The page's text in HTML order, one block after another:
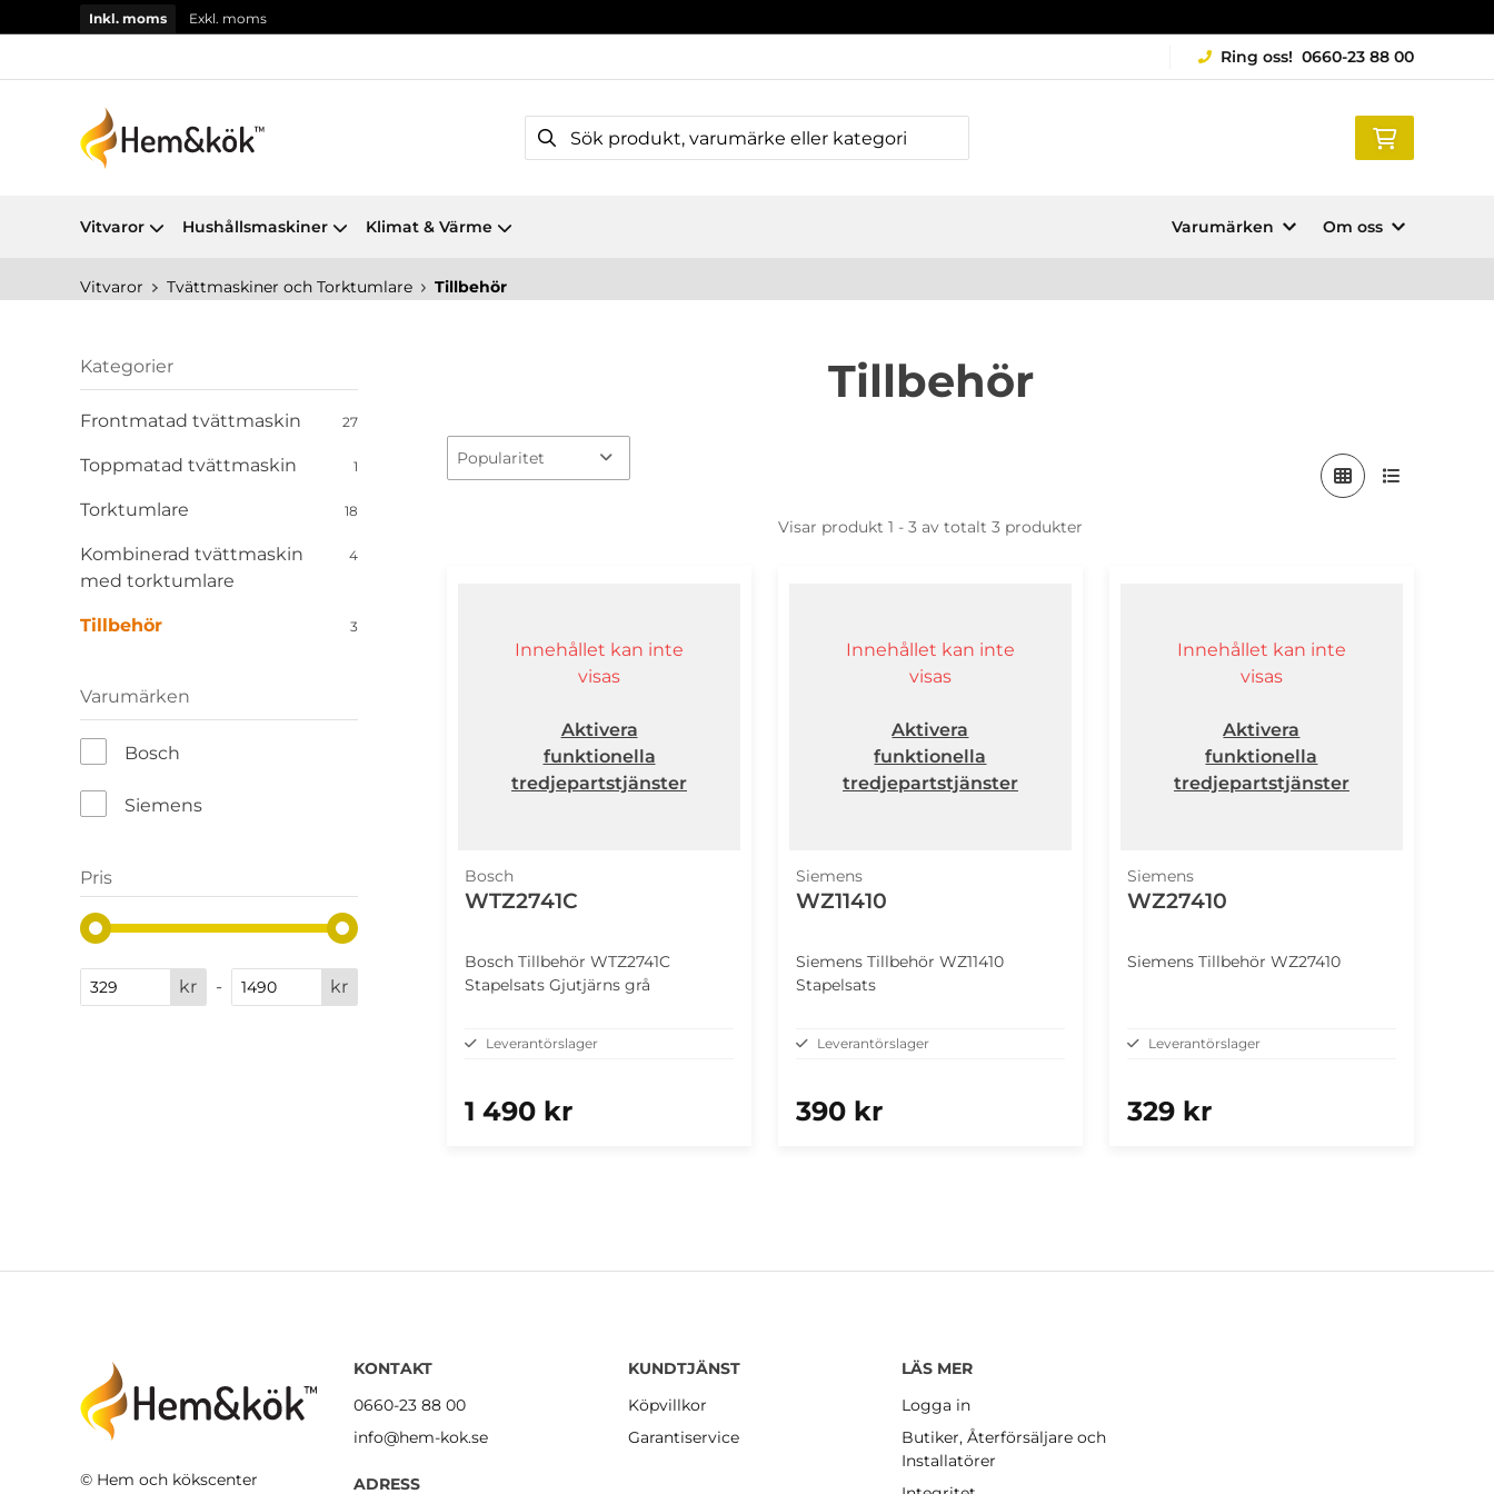
Inkl. moms Exkl. moms
Ring oss! 0660-23 88 00
Vitvaror Hushållsmaskiner Klimat & Värme Varumärken Om oss
Vitvaror Tvättmaskiner och Torktumlare Tillbehör
Kategorier
Frontmatad tvättmaskin 27
Toppmatad tvättmaskin 1
Torktumlare 18
Kombinerad tvättmaskin
med torktumlare
4
Tillbehör 3
Varumärken
Bosch
Siemens
Pris
kr - kr
Tillbehör
Visar produkt 1 - 3 av totalt 3 produkter
Innehållet kan inte
visas
Aktivera
funktionella
tredjepartstjänster
Bosch
WTZ2741C
Bosch Tillbehör WTZ2741C
Stapelsats Gjutjärns grå
Leverantörslager
1 490 kr
Innehållet kan inte
visas
Aktivera
funktionella
tredjepartstjänster
Siemens
WZ11410
Siemens Tillbehör WZ11410
Stapelsats
Leverantörslager
390 kr
Innehållet kan inte
visas
Aktivera
funktionella
tredjepartstjänster
Siemens
WZ27410
Siemens Tillbehör WZ27410
Leverantörslager
329 kr
© Hem och kökscenter
KONTAKT
0660-23 88 00
info@hem-kok.se
ADRESS
KUNDTJÄNST
Köpvillkor
Garantiservice
LÄS MER
Logga in
Butiker, Återförsäljare och
Installatörer